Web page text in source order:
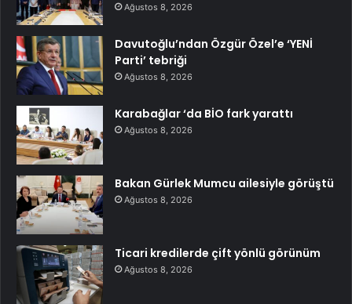
Ağustos 8, 2026
Davutoğlu’ndan Özgür Özel’e ‘YENİ
Parti’ tebriği
Ağustos 8, 2026
Karabağlar ‘da BİO fark yarattı
Ağustos 8, 2026
Bakan Gürlek Mumcu ailesiyle görüştü
Ağustos 8, 2026
Ticari kredilerde çift yönlü görünüm
Ağustos 8, 2026